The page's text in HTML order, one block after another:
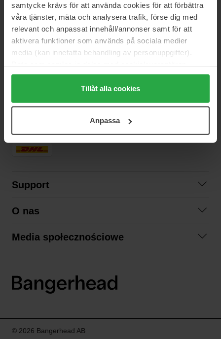
samtycke krävs för att använda cookies för att förbättra
våra tjänster, mäta och analysera trafik, förse dig med
relevant och anpassat innehåll/annonser samt för att
aktivera funktioner som används på sociala medier
media (kan innefatta behandling av personuppgifter).
Genom att trycka på "Tillåt alla cookies" accepterar du
alla cookies, medan du under "Detaljer" kan anpassa
användningen av cookies. Du kan när som helst återkalla
samt vår Integritetspolicy.
Tillåt alla cookies
Anpassa
skrzynki? Będziemy wysyłać Ci najnowsze trendy, porady i
BEZPIECZNA PŁATNOŚĆ
SZYBKA DOSTAWA
Support
Regulamin zakupów
O nas
Zrównoważony rozwój
Media społecznościowe
LinkedIn
© 2026 Bangerhead AB